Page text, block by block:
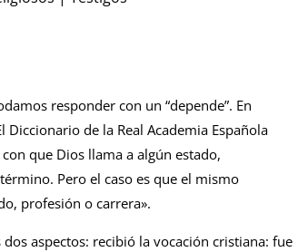
responder con un “depende”. En
de la Real Academia Española
que Dios llama a algún estado,
Pero el caso es que el mismo
profesión o carrera».
aspectos: recibió la vocación cristiana: fue